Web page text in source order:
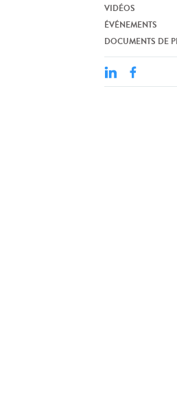
VIDÉOS
ÉVÉNEMENTS
DOCUMENTS DE